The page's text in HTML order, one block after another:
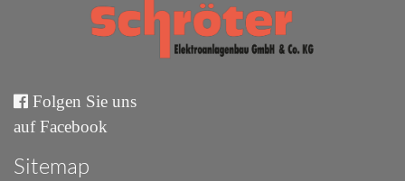
Folgen Sie uns
auf Facebook
Sitemap